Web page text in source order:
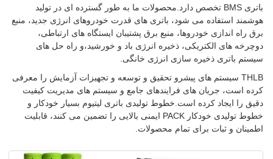
باتری BMS تخصص دارد.محصولات ما به طور گسترده ای در تولید
هوشمند استفاده می شود، باتری های قدرت خودروهای انرژی جدید، منبع
برق راه اندازی خودروها، منبع برق پشتیبان ایستگاه های ارتباطی،
دوچرخه های الکتریکی، ذخیره انرژی باد و خورشید،و راه حل های
سیستم باتری ذخیره سازی انرژی خانگی.
THLB سیستم های پیشرو تحقیق و توسعه و تجهیزات آزمایش را معرفی
کرده است، جریان های فرایندهای جامع و سیستم های مدیریت کیفیت
دقیق را ایجاد کرده است.خطوط تولیدی باتری لیتیوم بسیار خودکار و
خطوط تولیدی خودکار PACK ایمنی بالایی را تضمین می کنند، قابلیت
اطمینان و ثبات برای تمام محصولات.